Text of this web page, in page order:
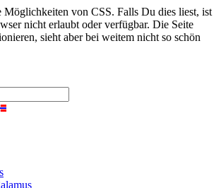
Möglichkeiten von CSS. Falls Du dies liest, ist
nicht erlaubt oder verfügbar. Die Seite
sieht aber bei weitem nicht so schön